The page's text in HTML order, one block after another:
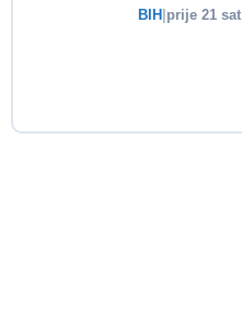
BIH prije 21 sat